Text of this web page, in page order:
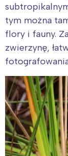
tym można
flory i fauny.
zwierzynę,